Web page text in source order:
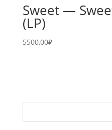
Sweet —
(LP)
5500,00₽